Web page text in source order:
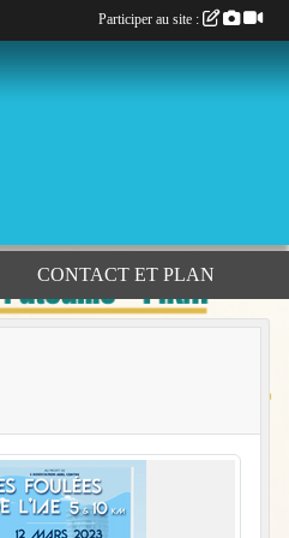
CONTACT ET PLAN
Participer au site :